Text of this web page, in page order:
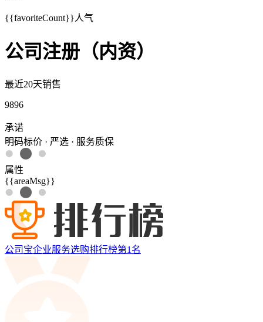
{{favoriteCount}}人气
公司注册（内资）
最近20天销售
9896
承诺
明码标价 · 严选 · 服务质保
属性
{{areaMsg}}
公司宝企业服务选购排行榜第1 名